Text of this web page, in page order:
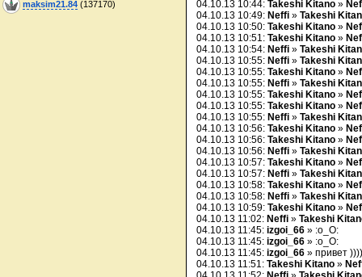
maksim21.84 (137170)
04.10.13 10:44: Takeshi Kitano »
04.10.13 10:49: Neffi » Takeshi
04.10.13 10:50: Takeshi Kitano »
04.10.13 10:51: Takeshi Kitano »
04.10.13 10:54: Neffi » Takeshi
04.10.13 10:55: Neffi » Takeshi
04.10.13 10:55: Takeshi Kitano »
04.10.13 10:55: Neffi » Takeshi
04.10.13 10:55: Takeshi Kitano »
04.10.13 10:55: Takeshi Kitano »
04.10.13 10:55: Neffi » Takeshi
04.10.13 10:56: Takeshi Kitano »
04.10.13 10:56: Takeshi Kitano »
04.10.13 10:56: Neffi » Takeshi
04.10.13 10:57: Takeshi Kitano »
04.10.13 10:57: Neffi » Takeshi
04.10.13 10:58: Takeshi Kitano »
04.10.13 10:58: Neffi » Takeshi
04.10.13 10:59: Takeshi Kitano »
04.10.13 11:02: Neffi » Takeshi
04.10.13 11:45: izgoi_66 » :o_O:
04.10.13 11:45: izgoi_66 » :o_O:
04.10.13 11:45: izgoi_66 » привет
04.10.13 11:51: Takeshi Kitano »